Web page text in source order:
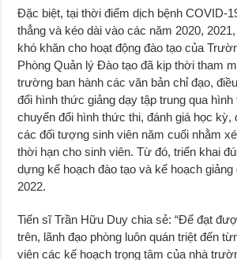
Đặc biệt, tại thời điểm dịch bệnh COVID-
thẳng và kéo dài vào các năm 2020,
khó khăn cho hoạt động đào tạo của
Phòng Quản lý Đào tạo đã kịp thời tham
trường ban hành các văn bản chỉ đạo,
đổi hình thức giảng dạy tập trung qua
chuyển đổi hình thức thi, đánh giá học kỳ,
các đối tượng sinh viên năm cuối nhằm
thời hạn cho sinh viên. Từ đó, triển khai
dựng kế hoạch đào tạo và kế hoạch
2022.
Tiến sĩ Trần Hữu Duy chia sẻ: “Để đạt
trên, lãnh đạo phòng luôn quán triệt đến
viên các kế hoạch trọng tâm của nhà